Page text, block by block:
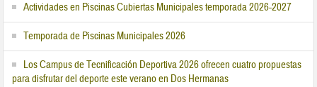
Actividades en Piscinas Cubiertas Municipales temporada 2026-2027
Temporada de Piscinas Municipales 2026
Los Campus de Tecnificación Deportiva 2026 ofrecen cuatro propuestas
para disfrutar del deporte este verano en Dos Hermanas